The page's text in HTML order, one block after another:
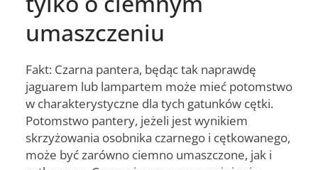
umaszczeniu
Fakt: Czarna pantera, będąc tak naprawdę
jaguarem lub lampartem może mieć potomstwo
w charakterystyczne dla tych gatunków cętki.
Potomstwo pantery, jeżeli jest wynikiem
skrzyżowania osobnika czarnego i cętkowanego,
może być zarówno ciemno umaszczone, jak i